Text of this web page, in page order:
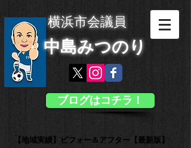
横浜市会議員
中島みつのり
ブログはコチラ！
【地域実績】ビフォー＆アフター【最新版】